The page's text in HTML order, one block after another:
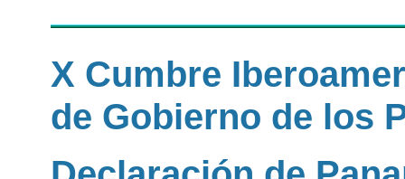
X Cumbre
de Gobierno de los